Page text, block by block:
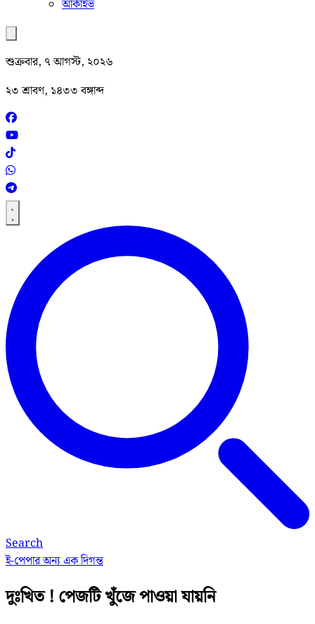
আর্কাইভ
শুক্রবার, ৭ আগস্ট, ২০২৬
২৩ শ্রাবণ, ১৪৩৩ বঙ্গাব্দ
Search
ই-পেপারঅন্য এক দিগন্ত
দুঃখিত ! পেজটি খুঁজে পাওয়া যায়নি